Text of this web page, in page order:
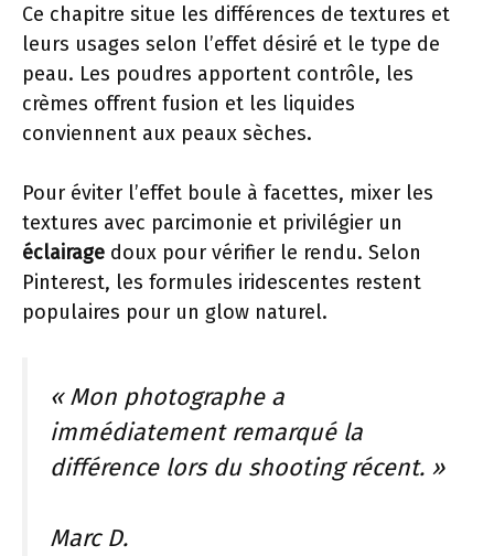
Ce chapitre situe les différences de textures et
leurs usages selon l’effet désiré et le type de
peau. Les poudres apportent contrôle, les
crèmes offrent fusion et les liquides
conviennent aux peaux sèches.
Pour éviter l’effet boule à facettes, mixer les
textures avec parcimonie et privilégier un
éclairage doux pour vérifier le rendu. Selon
Pinterest, les formules iridescentes restent
populaires pour un glow naturel.
« Mon photographe a
immédiatement remarqué la
différence lors du shooting récent. »
Marc D.